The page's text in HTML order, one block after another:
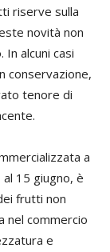
riserve sulla
novità non
alcuni casi
conservazione,
tenore di
a
15 giugno, è
frutti non
nel commercio
e